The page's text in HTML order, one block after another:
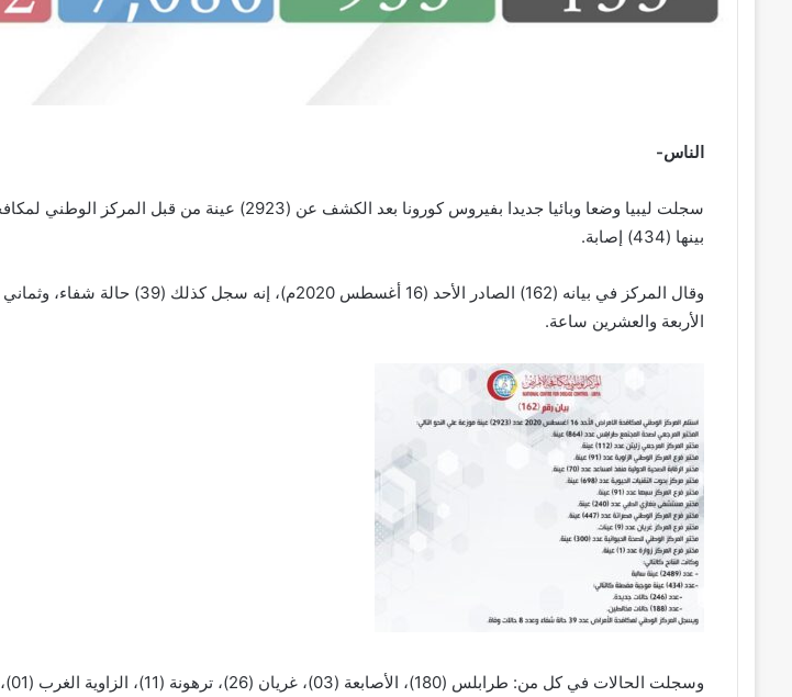
الناس-
سجلت ليبيا وضعا وبائيا جديدا بفيروس كورونا بعد الكشف عن (2923) عينة من
بينها (434) إصابة.
وقال المركز في بيانه (162) الصادر الأحد (16 أغسطس 2020م)،
الأربعة والعشرين ساعة.